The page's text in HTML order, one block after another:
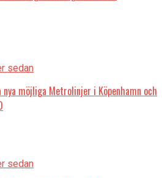
sedan
möjliga Metrolinjer i Köpenhamn och
sedan